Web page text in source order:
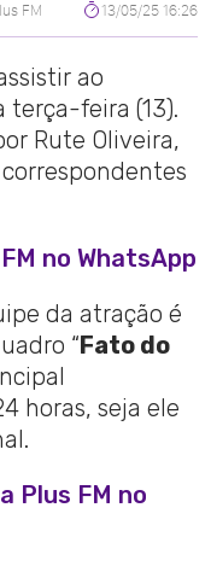
FM 13/05/25 16:26
ao
terça-feira (13).
Rute Oliveira,
no WhatsApp
da atração é
“ Fato do
horas, seja ele
Plus FM no